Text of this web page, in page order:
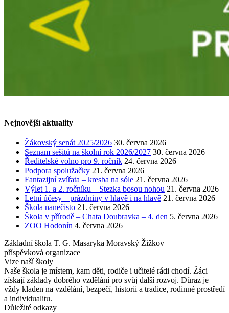
Nejnovější aktuality
Žákovský senát 2025/2026 30. června 2026
Seznam sešitů na školní rok 2026/2027 30. června 2026
Ředitelské volno pro 9. ročník 24. června 2026
Podpora spolužačky 21. června 2026
Fantazijní zvířata – kresba na sóle 21. června 2026
Výlet 1. a 2. ročníku – Stezka bosou nohou 21. června 2026
Letní účesy – prázdniny v hlavě i na hlavě 21. června 2026
Škola nanečisto 21. června 2026
Škola v přírodě – Chata Doubravka – 4. den 5. června 2026
ZOO Hodonín 4. června 2026
Základní škola T. G. Masaryka Moravský Žižkov
příspěvková organizace
Vize naší školy
Naše škola je místem, kam děti, rodiče i učitelé rádi chodí. Žáci
získají základy dobrého vzdělání pro svůj další rozvoj. Důraz je
vždy kladen na vzdělání, bezpečí, historii a tradice, rodinné prostředí
a individualitu.
Důležité odkazy